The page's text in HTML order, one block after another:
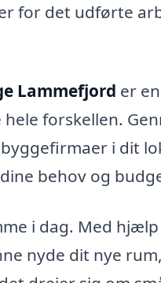
for det udførte
Lammefjord er
forskellen.
i dit
behov og
i dag. Med
nyde dit nye